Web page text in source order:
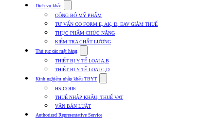
TBYT
Dịch vụ khác
submenu
for
Dịch
vụ
khác
CÔNG BỐ MỸ PHẨM
TƯ VẤN CO FORM E, AK, D, EAV GIẢM THUẾ
THỰC PHẨM CHỨC NĂNG
KIỂM TRA CHẤT LƯỢNG
Thủ tục các mặt hàng
submenu
for
Thủ
tục
mặt
hàng
THIẾT BỊ Y TẾ LOẠI A,B
THIẾT BỊ Y TẾ LOẠI C,D
Kinh nghiệm nhập khẩu TBYT
submenu
Kinh
HS CODE
THUẾ NHẬP KHẨU, THUẾ VAT
VĂN BẢN LUẬT
Authorized Representative Service